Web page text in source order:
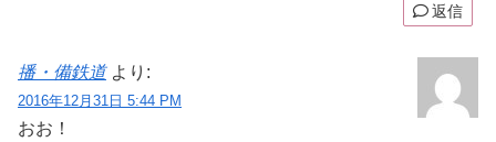
返信
播・備鉄道 より:
2016年12月31日 5:44 PM
おお！